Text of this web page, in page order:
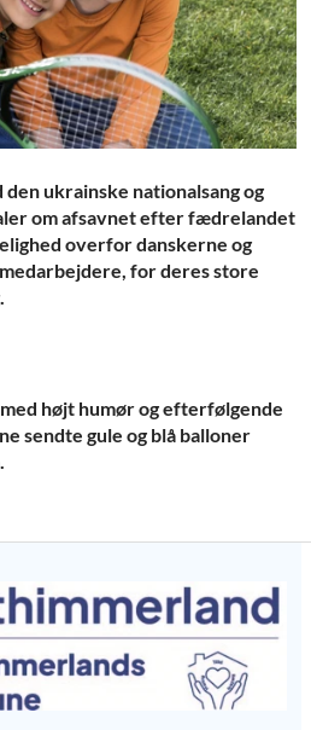
ukrainske nationalsang og
om afsavnet efter fædrelandet
overfor danskerne og
for deres store
højt humør og efterfølgende
sendte gule og blå balloner